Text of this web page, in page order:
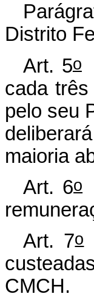
Distrito
Art. 5o
cada
pelo seu
maioria
Art. 6o
Art. 7o
CMCH.